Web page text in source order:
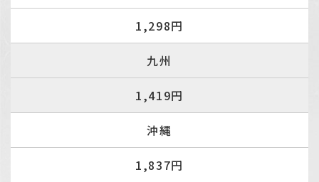
1,298円
九州
1,419円
沖縄
1,837円